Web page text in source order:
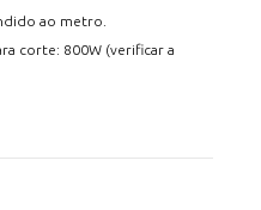
ao metro.
corte: 800W (verificar a